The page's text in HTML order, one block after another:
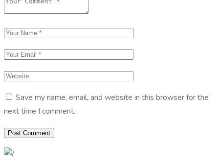
Save my name, email, and website in this browser for the
next time I comment.